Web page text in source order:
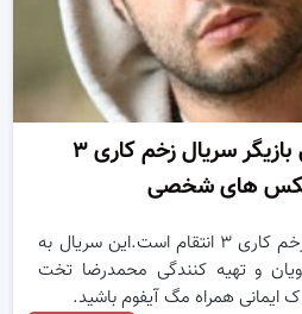
بیوگرافی پژواک ایمانی بازیگر سریال زخم کاری ۳
های شخصی
پژواک ایمانی بازیگر سریال زخم کاری ۳ انتقام است.این سریال به
و تهیه کنندگی محمدرضا تخت
ایمانی همراه مگ آیفوم باشید.